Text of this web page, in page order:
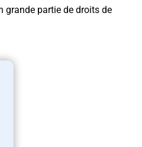
grande partie de droits de